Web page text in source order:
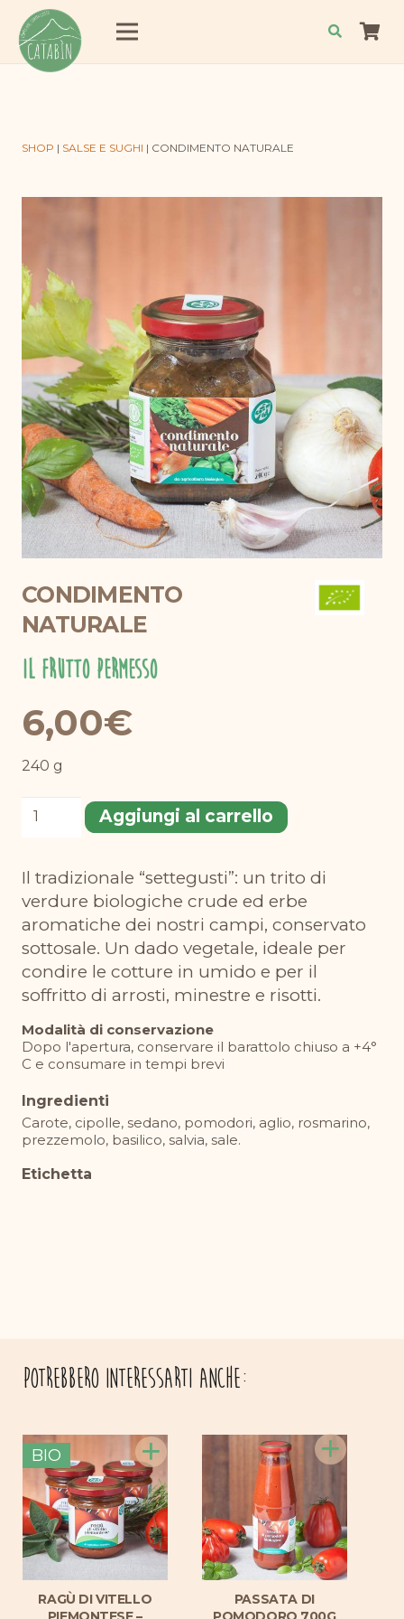
SHOP | SALSE E SUGHI | CONDIMENTO NATURALE
CONDIMENTO
NATURALE
Il Frutto Permesso
6,00€
240 g
CondimentoAggiungi al carrello
Il tradizionale “settegusti”: un trito di
verdure biologiche crude ed erbe
aromatiche dei nostri campi, conservato
sottosale. Un dado vegetale, ideale per
condire le cotture in umido e per il
soffritto di arrosti, minestre e risotti.
Modalità di conservazione
Dopo l'apertura, conservare il barattolo chiuso a +4°
C e consumare in tempi brevi
Ingredienti
Carote, cipolle, sedano, pomodori, aglio, rosmarino,
prezzemolo, basilico, salvia, sale.
Etichetta
Potrebbero interessarti anche:
RAGÙ DI VITELLO
BIO +
PASSATA DI
+